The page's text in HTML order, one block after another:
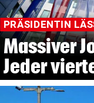
PRÄSIDENTIN
Massiver
Jeder